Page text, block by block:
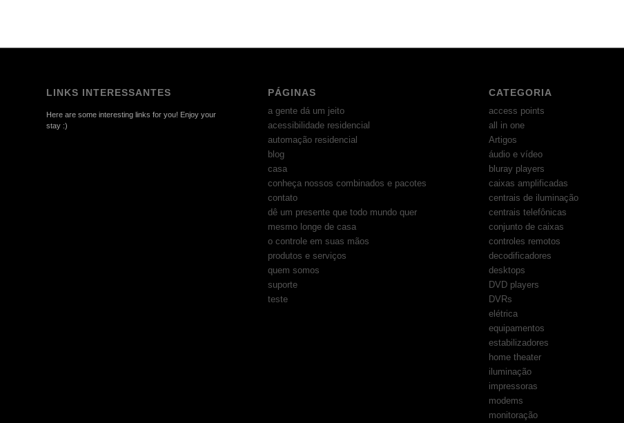
LINKS INTERESSANTES
Here are some interesting links for you! Enjoy your
stay :)
PÁGINAS
a gente dá um jeito
acessibilidade residencial
automação residencial
blog
casa
conheça nossos combinados e pacotes
contato
dê um presente que todo mundo quer
mesmo longe de casa
o controle em suas mãos
produtos e serviços
quem somos
suporte
teste
CATEGORIA
access points
all in one
Artigos
áudio e vídeo
bluray players
caixas amplificadas
centrais de iluminação
centrais telefônicas
conjunto de caixas
controles remotos
decodificadores
desktops
DVD players
DVRs
elétrica
equipamentos
estabilizadores
home theater
iluminação
impressoras
modems
monitoração